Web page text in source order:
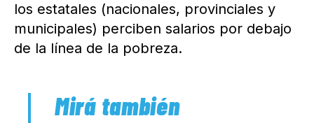
los estatales (nacionales, provinciales y
municipales) perciben salarios por debajo
de la línea de la pobreza.